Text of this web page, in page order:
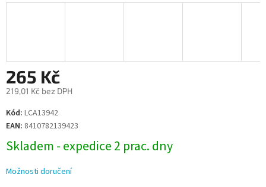
265 Kč
219,01 Kč bez DPH
Měrná
cena:
Kód: LCA13942
EAN: 8410782139423
Skladem - expedice 2 prac. dny
Možnosti doručení